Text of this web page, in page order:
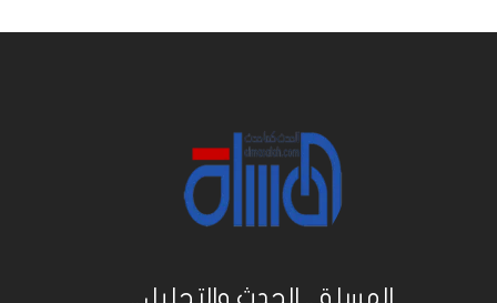
المسلة .. الحدث والتحليل...